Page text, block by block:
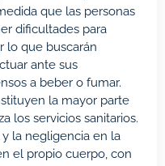
que las personas
dificultades para
lo que buscarán
ante sus
a beber o fumar.
la mayor parte
los servicios sanitarios.
la negligencia en la
el propio cuerpo, con